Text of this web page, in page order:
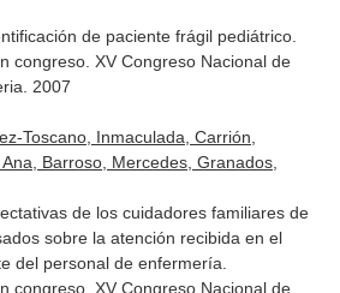
de paciente frágil pediátrico.
congreso. XV Congreso Nacional de
2007
Toscano, Inmaculada, Carrión,
Barroso, Mercedes, Granados,
de los cuidadores familiares de
sobre la atención recibida en el
del personal de enfermería.
congreso. XV Congreso Nacional de